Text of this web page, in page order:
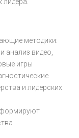
методики:
анализ видео,
игры
и лидерских